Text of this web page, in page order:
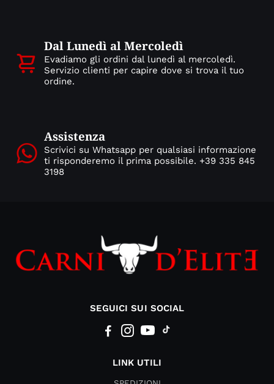
Dal Lunedì al Mercoledì
Evadiamo gli ordini dal lunedì al mercoledì.
Servizio clienti per capire dove si trova il tuo
ordine.
Assistenza
Scrivici su Whatsapp per qualsiasi informazione
ti risponderemo il prima possibile. +39 335 845
3198
SEGUICI SUI SOCIAL
LINK UTILI